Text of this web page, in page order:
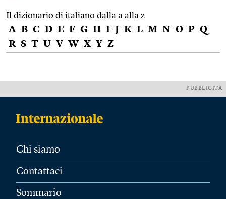
Il dizionario di italiano dalla a alla z
A B C D E F G H I J K L M N O P Q
R S T U V W X Y Z
PUBBLICITÀ
Chi siamo
Contattaci
Sommario